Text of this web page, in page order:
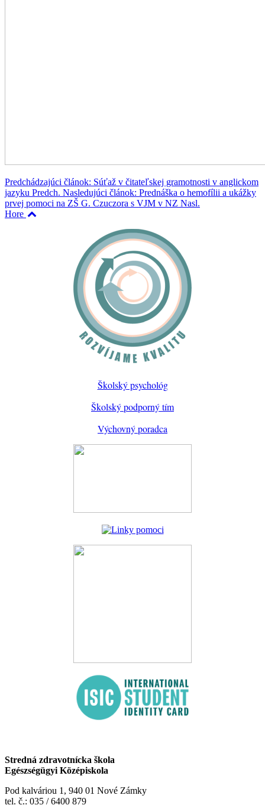
Predchádzajúci článok: Súťaž v čitateľskej gramotnosti v anglickom
jazyku Predch. Nasledujúci článok: Prednáška o hemofílii a ukážky
prvej pomoci na ZŠ G. Czuczora s VJM v NZ Nasl.
Hore
Školský psychológ
Školský podporný tím
Výchovný poradca
Stredná zdravotnícka škola
Egészségügyi Középiskola
Pod kalváriou 1, 940 01 Nové Zámky
tel. č.: 035 / 6400 879